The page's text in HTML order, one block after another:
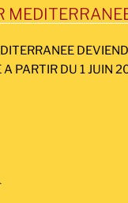
PARTIR DU 1 JUIN